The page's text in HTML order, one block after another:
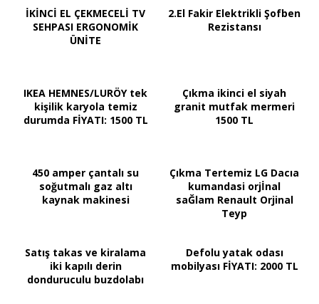
İKİNCİ EL ÇEKMECELİ TV
SEHPASI ERGONOMİK
ÜNİTE
2.El Fakir Elektrikli Şofben
Rezistansı
IKEA HEMNES/LURÖY tek
kişilik karyola temiz
durumda FİYATI: 1500 TL
Çıkma ikinci el siyah
granit mutfak mermeri
1500 TL
450 amper çantalı su
soğutmalı gaz altı
kaynak makinesi
Çıkma Tertemiz LG Dacıa
kumandasi orjİnal
saĞlam Renault Orjinal
Teyp
Satış takas ve kiralama
iki kapılı derin
donduruculu buzdolabı
Defolu yatak odası
mobilyası FİYATI: 2000 TL